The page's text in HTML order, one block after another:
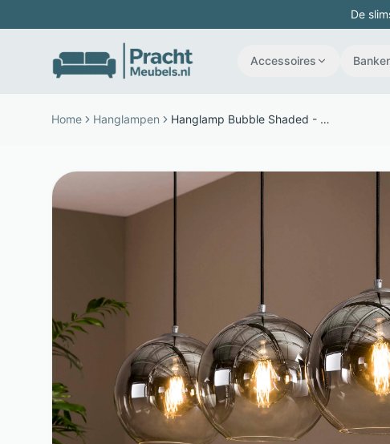
De
Accessoires
Home Hanglampen Hanglamp Bubble Shaded - Rookglas en metaal - 3 verstelbare bollen - Oud zilver - LifestyleFurn